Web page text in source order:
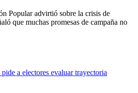
Popular advirtió sobre la crisis de
que muchas promesas de campaña no